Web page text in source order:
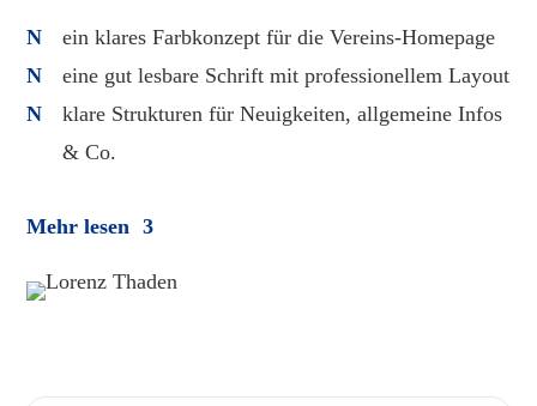
ein klares Farbkonzept für die Vereins-Homepage
eine gut lesbare Schrift mit professionellem Layout
klare Strukturen für Neuigkeiten, allgemeine Infos
& Co.
Mehr lesen